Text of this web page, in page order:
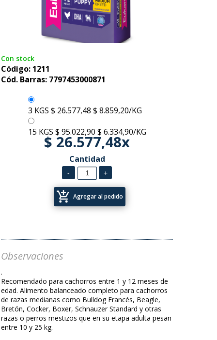
Con stock
Código: 1211
Cód. Barras: 7797453000871
3 KGS $ 26.577,48 $ 8.859,20/KG
15 KGS $ 95.022,90 $ 6.334,90/KG
$ 26.577,48x
Cantidad
add_shopping_cart Agregar al pedido
Observaciones
.
Recomendado para cachorros entre 1 y 12 meses de
edad. Alimento balanceado completo para cachorros
de razas medianas como Bulldog Francés, Beagle,
Bretón, Cocker, Boxer, Schnauzer Standard y otras
razas o perros mestizos que en su etapa adulta pesan
entre 10 y 25 kg.